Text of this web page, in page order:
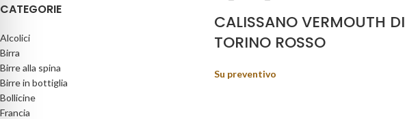
CATEGORIE
Alcolici
Birra
Birre alla spina
Birre in bottiglia
Bollicine
Francia
CALISSANO VERMOUTH DI
TORINO ROSSO
Su preventivo